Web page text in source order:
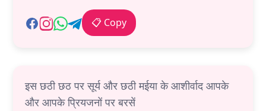
📋 Copy
इस छठी छठ पर सूर्य और छठी मईया के आशीर्वाद आपके
और आपके प्रियजनों पर बरसें